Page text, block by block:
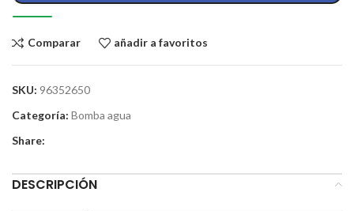
Comparar añadir a favoritos
SKU: 96352650
Categoría: Bomba agua
Share:
DESCRIPCIÓN